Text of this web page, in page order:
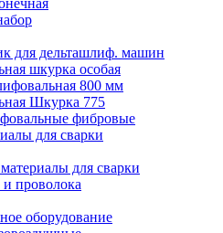
для дельташлиф. машин
шкурка особая
800 мм
Шкурка 775
фибровые
для сварки
для сварки
проволока
оборудование